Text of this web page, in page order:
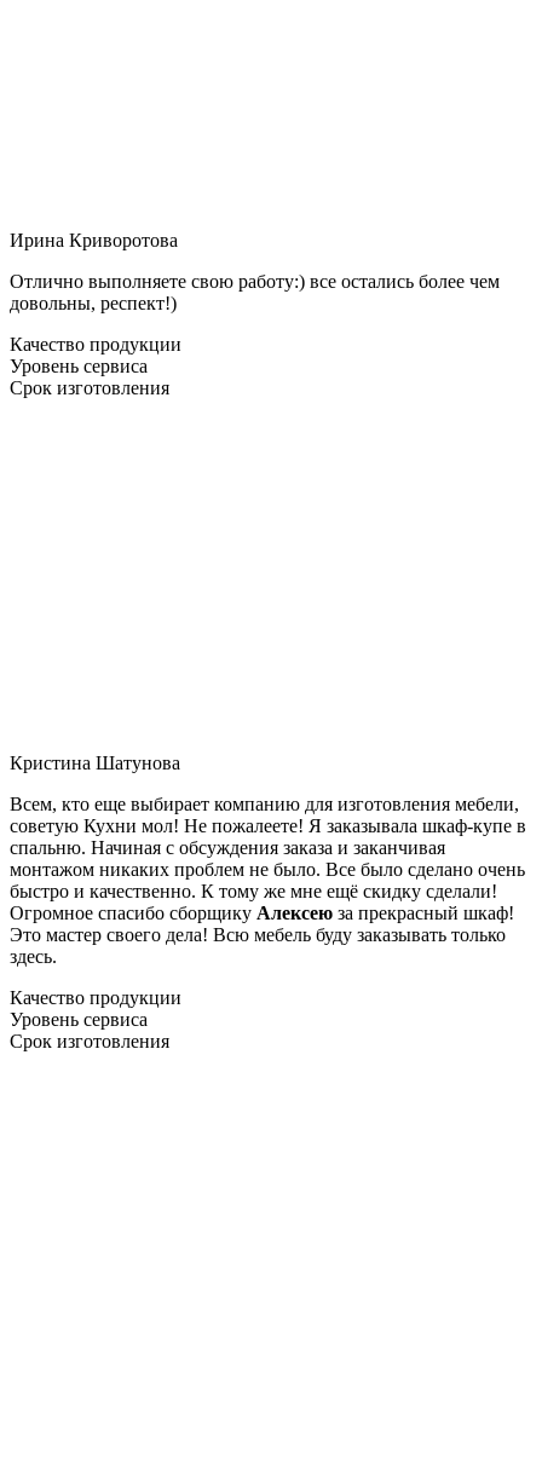
Ирина Криворотова
Отлично выполняете свою работу:) все остались более чем
довольны, респект!)
Качество продукции
Уровень сервиса
Срок изготовления
Кристина Шатунова
Всем, кто еще выбирает компанию для изготовления мебели,
советую Кухни мол! Не пожалеете! Я заказывала шкаф-купе в
спальню. Начиная с обсуждения заказа и заканчивая
монтажом никаких проблем не было. Все было сделано очень
быстро и качественно. К тому же мне ещё скидку сделали!
Огромное спасибо сборщику Алексею за прекрасный шкаф!
Это мастер своего дела! Всю мебель буду заказывать только
здесь.
Качество продукции
Уровень сервиса
Срок изготовления